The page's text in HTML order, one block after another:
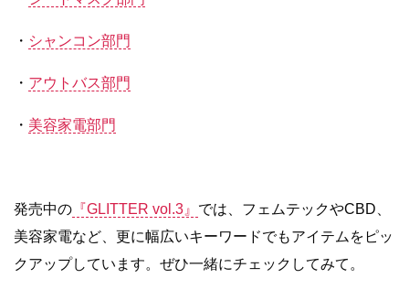
・ シャンコン部門
・ アウトバス部門
・ 美容家電部門
発売中の 『GLITTER vol.3』 では、フェムテックやCBD、
美容家電など、更に幅広いキーワードでもアイテムをピッ
クアップしています。ぜひ一緒にチェックしてみて。